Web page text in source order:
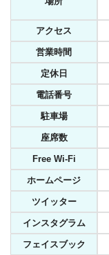
アクセス
営業時間
定休日
電話番号
駐車場
座席数
Free Wi-Fi
ホームページ
ツイッター
インスタグラム
フェイスブック